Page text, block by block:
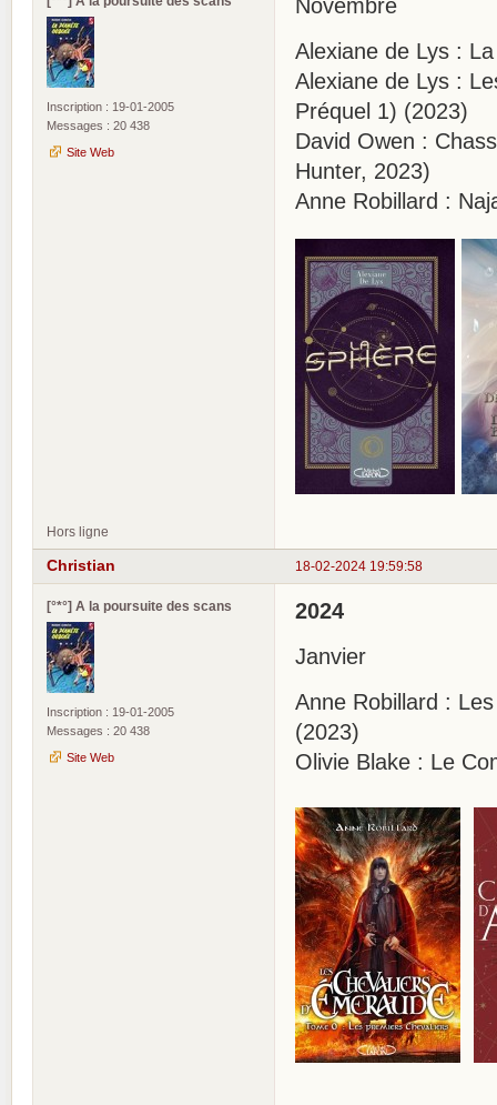
Inscription : 19-01-2005
Messages : 20 438
Site Web
Novembre
Alexiane de Lys :
Alexiane de Lys :
Préquel 1) (2023)
David Owen :
Hunter, 2023)
Anne Robillard :
Hors ligne
18-02-2024 19:59:58
Christian
[°*°] A la poursuite des scans
Inscription : 19-01-2005
Messages : 20 438
Site Web
2024
Janvier
Anne Robillard :
(2023)
Olivie Blake : Le